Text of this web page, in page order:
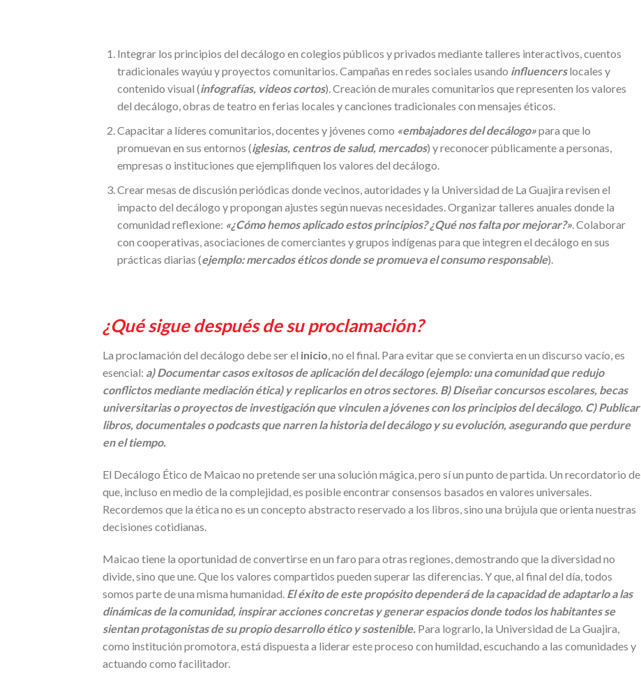
Integrar los principios del decálogo en colegios públicos y privados mediante talleres interactivos, cuentos
tradicionales wayúu y proyectos comunitarios. Campañas en redes sociales usando influencerslocales y
contenido visual (infografías, videos cortos). Creación de murales comunitarios que representen los valores
del decálogo, obras de teatro en ferias locales y canciones tradicionales con mensajes éticos.
Capacitar a líderes comunitarios, docentes y jóvenes como «embajadores del decálogo»para que lo
promuevan en sus entornos (iglesias, centros de salud, mercados) y reconocer públicamente a personas,
empresas o instituciones que ejemplifiquen los valores del decálogo.
Crear mesas de discusión periódicas donde vecinos, autoridades y la Universidad de La Guajira revisen el
impacto del decálogo y propongan ajustes según nuevas necesidades. Organizar talleres anuales donde la
comunidad reflexione: «¿Cómo hemos aplicado estos principios? ¿Qué nos falta por mejorar?». Colaborar
con cooperativas, asociaciones de comerciantes y grupos indígenas para que integren el decálogo en sus
prácticas diarias (ejemplo: mercados éticos donde se promueva el consumo responsable).
¿Qué sigue después de su proclamación?
La proclamación del decálogo debe ser el inicio, no el final. Para evitar que se convierta en un discurso vacío, es
esencial: a) Documentar casos exitosos de aplicación del decálogo (ejemplo: una comunidad que redujo
conflictos mediante mediación ética) y replicarlos en otros sectores. B) Diseñar concursos escolares, becas
universitarias o proyectos de investigación que vinculen a jóvenes con los principios del decálogo. C) Publicar
libros, documentales o podcasts que narren la historia del decálogo y su evolución, asegurando que perdure
en el tiempo.
El Decálogo Ético de Maicao no pretende ser una solución mágica, pero sí un punto de partida. Un recordatorio de
que, incluso en medio de la complejidad, es posible encontrar consensos basados en valores universales.
Recordemos que la ética no es un concepto abstracto reservado a los libros, sino una brújula que orienta nuestras
decisiones cotidianas.
Maicao tiene la oportunidad de convertirse en un faro para otras regiones, demostrando que la diversidad no
divide, sino que une. Que los valores compartidos pueden superar las diferencias. Y que, al final del día, todos
somos parte de una misma humanidad. El éxito de este propósito dependerá de la capacidad de adaptarlo a las
dinámicas de la comunidad, inspirar acciones concretas y generar espacios donde todos los habitantes se
sientan protagonistas de su propio desarrollo ético y sostenible. Para lograrlo, la Universidad de La Guajira,
como institución promotora, está dispuesta a liderar este proceso con humildad, escuchando a las comunidades y
actuando como facilitador.